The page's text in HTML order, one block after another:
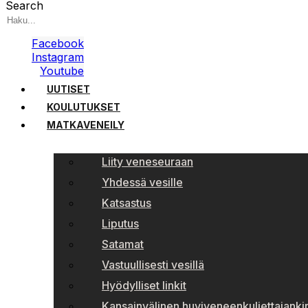
Search
Facebook
Instagram
Youtube
UUTISET
KOULUTUKSET
MATKAVENEILY
Liity veneseuraan
Yhdessä vesille
Katsastus
Liputus
Satamat
Vastuullisesti vesillä
Hyödylliset linkit